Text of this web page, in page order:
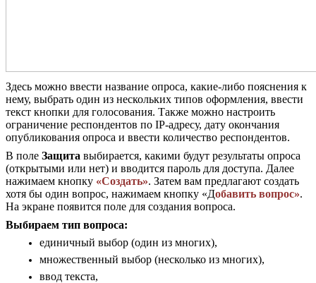
Здесь можно ввести название опроса, какие-либо пояснения к
нему, выбрать один из нескольких типов оформления, ввести
текст кнопки для голосования. Также можно настроить
ограничение респондентов по IP-адресу, дату окончания
опубликования опроса и ввести количество респондентов.
В поле Защита выбирается, какими будут результаты опроса
(открытыми или нет) и вводится пароль для доступа. Далее
нажимаем кнопку «Создать». Затем вам предлагают создать
хотя бы один вопрос, нажимаем кнопку «Добавить вопрос».
На экране появится поле для создания вопроса.
Выбираем тип вопроса:
единичный выбор (один из многих),
множественный выбор (несколько из многих),
ввод текста,